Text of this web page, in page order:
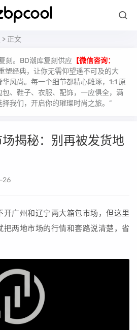
> 正文
刻。BD潮库复刻供应 【微信咨询：
塑经典，让你无需仰望遥不可及的大
风尚。每一个细节都精心雕琢，1:1 原
、鞋子、衣服、配饰，一应俱全，满
我们，开启你的璀璨时尚之旅。”
揭秘：别再被发货地
26
开广州和辽宁两大箱包市场，但这里
把两地市场的行情和套路说清楚，省